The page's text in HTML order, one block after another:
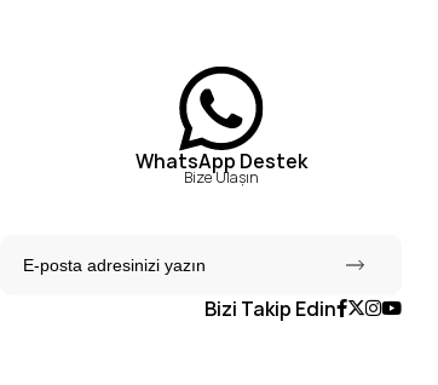
WhatsApp Destek
Bize Ulaşın
Bizi Takip Edin